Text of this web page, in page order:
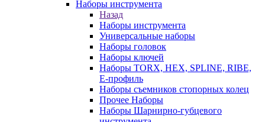
Наборы инструмента
Назад
Наборы инструмента
Универсальные наборы
Наборы головок
Наборы ключей
Наборы TORX, HEX, SPLINE, RIBE,
E-профиль
Наборы съемников стопорных колец
Прочее Наборы
Наборы Шарнирно-губцевого